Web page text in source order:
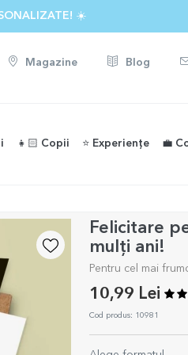
☀️
Magazine Blog
👧🏻 Copii ⭐️ Experiențe 💼
Felicitare
mulți ani!
Pentru cel mai
10,99 Lei
Cod produs: 10981